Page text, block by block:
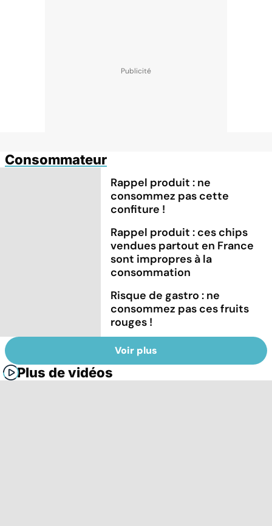
Consommateur
Rappel produit : ne
consommez pas cette
confiture !
Rappel produit : ces chips
vendues partout en France
sont impropres à la
consommation
Risque de gastro : ne
consommez pas ces fruits
rouges !
Voir plus
Plus de vidéos